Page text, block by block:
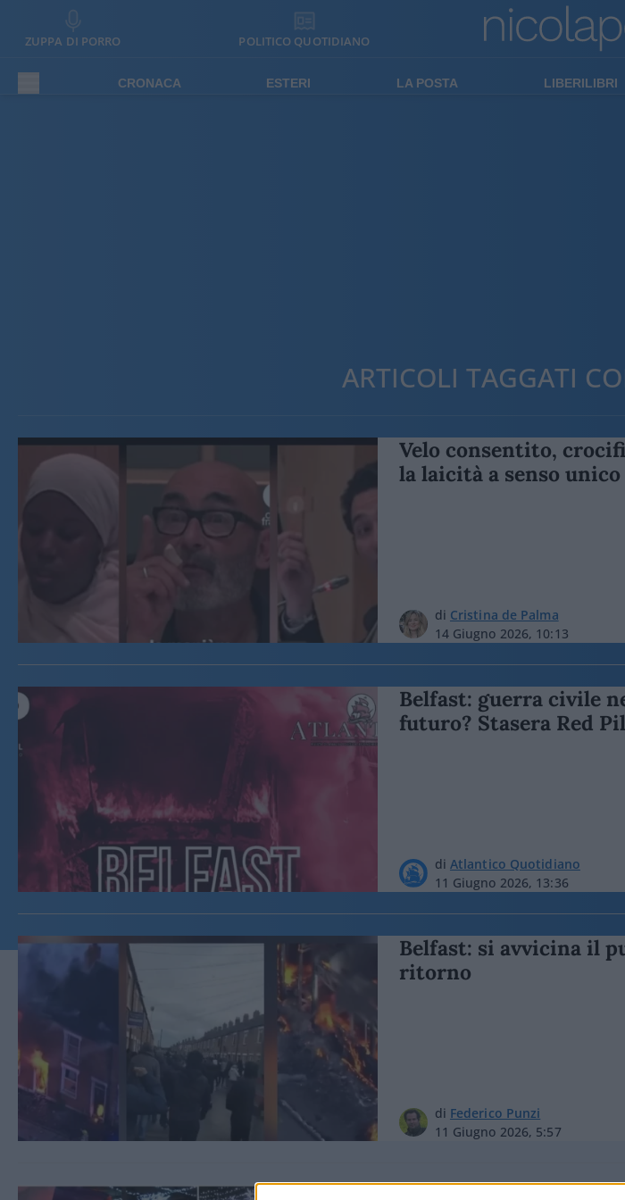
ZUPPA DI PORRO POLITICO QUOTIDIANO
CRONACA ESTERI LA POSTA LIBERILIBRI
ARTICOLI TAGGATI
Velo consentito,
la laicità a senso
di Cristina de Palma
14 Giugno 2026, 10:13
Belfast: guerra civile
futuro? Stasera Red
di Atlantico Quotidiano
11 Giugno 2026, 13:36
Belfast: si avvicina il
ritorno
di Federico Punzi
11 Giugno 2026, 5:57